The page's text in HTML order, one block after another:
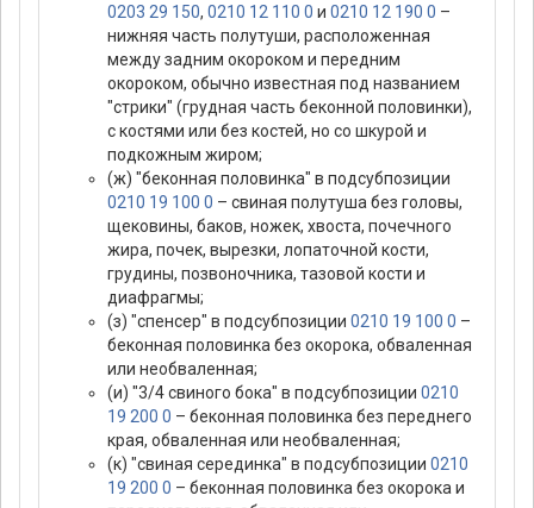
0203 29 150, 0210 12 110 0 и 0210 12 190 0 –
нижняя часть полутуши, расположенная
между задним окороком и передним
окороком, обычно известная под названием
"стрики" (грудная часть беконной половинки),
с костями или без костей, но со шкурой и
подкожным жиром;
(ж) "беконная половинка" в подсубпозиции
0210 19 100 0 – свиная полутуша без головы,
щековины, баков, ножек, хвоста, почечного
жира, почек, вырезки, лопаточной кости,
грудины, позвоночника, тазовой кости и
диафрагмы;
(з) "спенсер" в подсубпозиции 0210 19 100 0 –
беконная половинка без окорока, обваленная
или необваленная;
(и) "3/4 свиного бока" в подсубпозиции 0210
19 200 0 – беконная половинка без переднего
края, обваленная или необваленная;
(к) "свиная серединка" в подсубпозиции 0210
19 200 0 – беконная половинка без окорока и